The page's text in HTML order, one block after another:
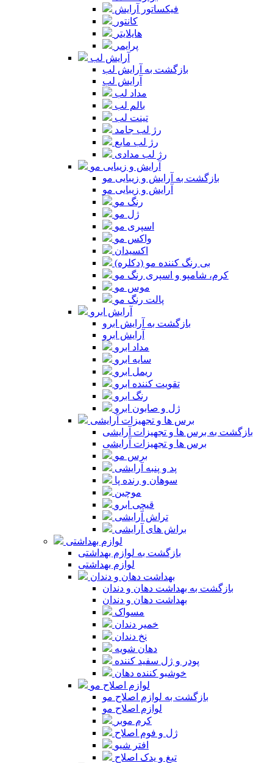
فیکساتور آرایش
کانتور
هایلایتر
پرایمر
آرایش لب
بازگشت به آرایش لب
آرایش لب
مداد لب
بالم لب
تینت لب
رژ لب جامد
رژ لب مایع
رژ لب مدادی
آرایش و زیبایی مو
بازگشت به آرایش و زیبایی مو
آرایش و زیبایی مو
رنگ مو
ژل مو
اسپری مو
واکس مو
اکسیدان
بی رنگ کننده مو (دکلره)
کرم، شامپو و اسپری رنگ مو
موس مو
پالت رنگ مو
آرایش ابرو
بازگشت به آرایش ابرو
آرایش ابرو
مداد ابرو
سایه ابرو
ریمل ابرو
تقویت کننده ابرو
رنگ ابرو
ژل و صابون ابرو
برس ها و تجهیزات آرایشی
بازگشت به برس ها و تجهیزات آرایشی
برس ها و تجهیزات آرایشی
برس مو
پد و پنبه آرایشی
سوهان و رنده پا
موچین
قیچی ابرو
تراش آرایشی
براش های آرایشی
لوازم بهداشتی
بازگشت به لوازم بهداشتی
لوازم بهداشتی
بهداشت دهان و دندان
بازگشت به بهداشت دهان و دندان
بهداشت دهان و دندان
مسواک
خمیر دندان
نخ دندان
دهان شویه
پودر و ژل سفید کننده
خوشبو کننده دهان
لوازم اصلاح مو
بازگشت به لوازم اصلاح مو
لوازم اصلاح مو
کرم موبر
ژل و فوم اصلاح
افتر شیو
تیغ و یدک اصلاح